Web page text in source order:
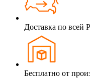
Доставка по всей
Бесплатно от